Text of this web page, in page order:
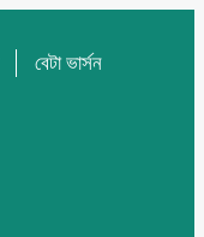
বেটা ভার্সন